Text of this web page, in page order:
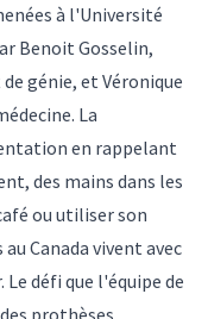
à l'Université
Benoit Gosselin,
génie, et Véronique
La
en rappelant
des mains dans les
ou utiliser son
Canada vivent avec
défi que l'équipe de
prothèses